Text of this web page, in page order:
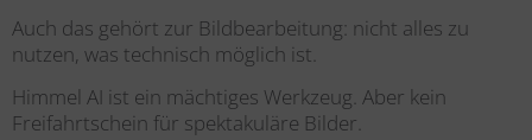
Auch das gehört zur Bildbearbeitung: nicht alles zu
nutzen, was technisch möglich ist.
Himmel AI ist ein mächtiges Werkzeug. Aber kein
Freifahrtschein für spektakuläre Bilder.